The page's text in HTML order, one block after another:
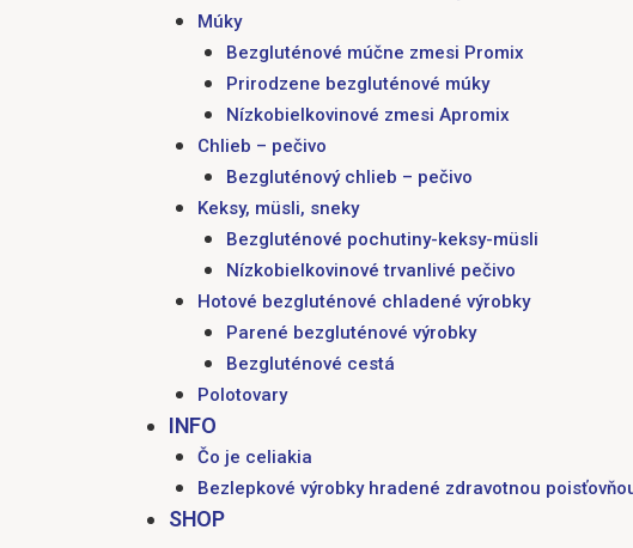
Múky
Bezgluténové múčne zmesi Promix
Prirodzene bezgluténové múky
Nízkobielkovinové zmesi Apromix
Chlieb – pečivo
Bezgluténový chlieb – pečivo
Keksy, müsli, sneky
Bezgluténové pochutiny-keksy-müsli
Nízkobielkovinové trvanlivé pečivo
Hotové bezgluténové chladené výrobky
Parené bezgluténové výrobky
Bezgluténové cestá
Polotovary
INFO
Čo je celiakia
Bezlepkové výrobky hradené zdravotnou
SHOP